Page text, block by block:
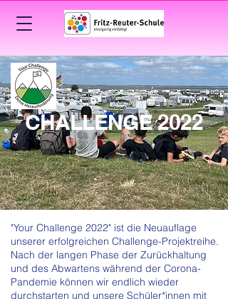
CHALLENGE 2022
"Your Challenge 2022" ist die Neuauflage
unserer erfolgreichen Challenge-Projektreihe.
Nach der langen Phase der Zurückhaltung
und des Abwartens während der Corona-
Pandemie können wir endlich wieder
durchstarten und unsere Schüler*innen mit